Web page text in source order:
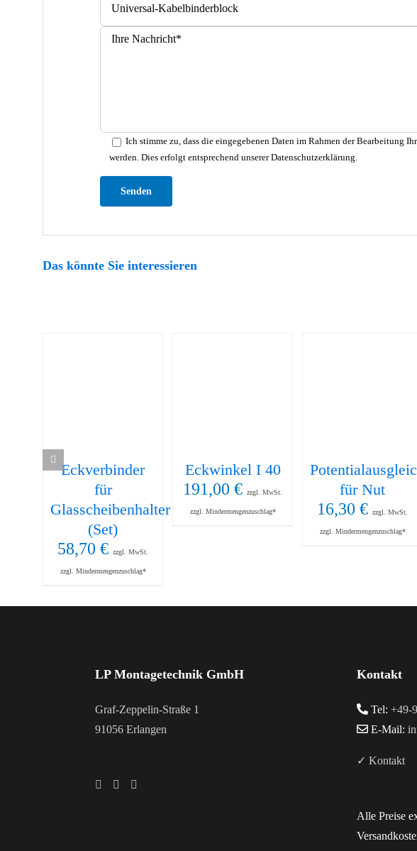
Ich stimme zu, dass die eingegebenen Daten im Rahmen der Bearbeitung
werden. Dies erfolgt entsprechend unserer Datenschutzerklärung.
Das könnte Sie interessieren
Eckverbinder
für
Glasscheibenhalter
(Set)
58,70€ zzgl. MwSt.
zzgl. Mindermengenzuschlag*
Eckwinkel I 40
191,00€ zzgl. MwSt.
zzgl. Mindermengenzuschlag*
für Nut
16,30€ zzgl. MwSt.
zzgl. Mindermengenzuschlag*
LP Montagetechnik GmbH
Graf-Zeppelin-Straße 1
91056 Erlangen
Kontakt
Tel:+49-
E-Mail:
✓ Kontakt
Alle Preise